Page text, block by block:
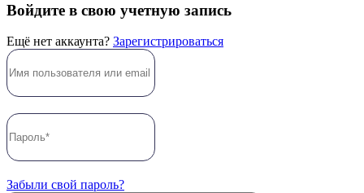
Войдите в свою учетную запись
Ещё нет аккаунта? Зарегистрироваться
Забыли свой пароль?